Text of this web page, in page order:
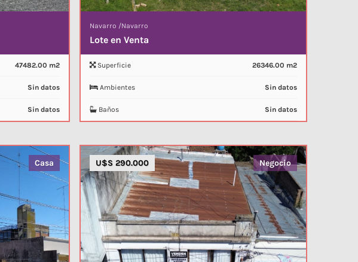
47482.00 m2
Sin datos
Sin datos
Navarro /Navarro
Lote en Venta
Superficie 26346.00 m2
Ambientes Sin datos
Baños Sin datos
Casa U$S 290.000 Negocio